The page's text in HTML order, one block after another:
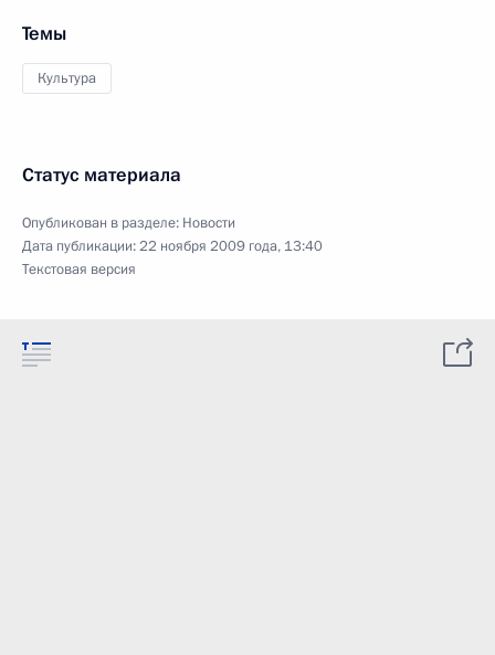
Темы
Культура
Статус материала
Опубликован в разделе: Новости
Дата публикации:22 ноября 2009 года, 13:40
Текстовая версия